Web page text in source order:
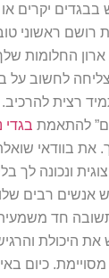
יקרים
רושם ראשוני
החלומות
לחשוב על
רצית להרכיב.
להתאמת בגדי
את בוודאי
ונכונה לך בלי
אנשים רבים
תשובה חד
היכולת
כיום